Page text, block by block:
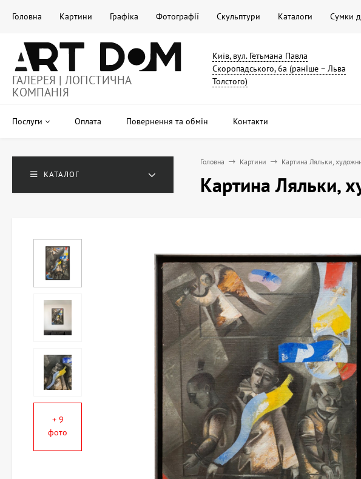
Головна Картини Графіка Фотографії Скульптури Каталоги Сумки
ГАЛЕРЕЯ | ЛОГІСТИЧНА
КОМПАНІЯ
Київ, вул. Гетьмана Павла
Скоропадського, 6а (раніше – Льва
Толстого)
Послуги Оплата Повернення та обмін Контакти
КАТАЛОГ
Головна Картини Картина Ляльки,
Картина Ляльки,
+ 9
фото